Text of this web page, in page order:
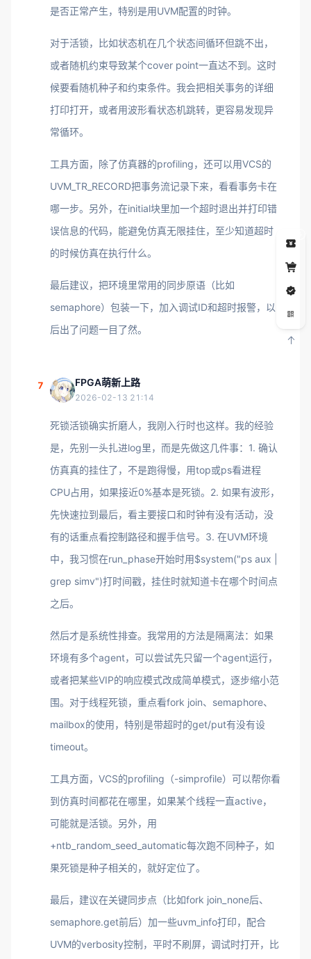
是否正常产生，特别是用UVM配置的时钟。
对于活锁，比如状态机在几个状态间循环但跳不出，
或者随机约束导致某个cover point一直达不到。这时
候要看随机种子和约束条件。我会把相关事务的详细
打印打开，或者用波形看状态机跳转，更容易发现异
常循环。
工具方面，除了仿真器的profiling，还可以用VCS的
UVM_TR_RECORD把事务流记录下来，看看事务卡在
哪一步。另外，在initial块里加一个超时退出并打印错
误信息的代码，能避免仿真无限挂住，至少知道超时
的时候仿真在执行什么。
最后建议，把环境里常用的同步原语（比如
semaphore）包装一下，加入调试ID和超时报警，以
后出了问题一目了然。
7 FPGA萌新上路
2026-02-13 21:14
死锁活锁确实折磨人，我刚入行时也这样。我的经验
是，先别一头扎进log里，而是先做这几件事：1. 确认
仿真真的挂住了，不是跑得慢，用top或ps看进程
CPU占用，如果接近0%基本是死锁。2. 如果有波形，
先快速拉到最后，看主要接口和时钟有没有活动，没
有的话重点看控制路径和握手信号。3. 在UVM环境
中，我习惯在run_phase开始时用$system("ps aux |
grep simv")打时间戳，挂住时就知道卡在哪个时间点
之后。
然后才是系统性排查。我常用的方法是隔离法：如果
环境有多个agent，可以尝试先只留一个agent运行，
或者把某些VIP的响应模式改成简单模式，逐步缩小范
围。对于线程死锁，重点看fork join、semaphore、
mailbox的使用，特别是带超时的get/put有没有设
timeout。
工具方面，VCS的profiling（-simprofile）可以帮你看
到仿真时间都花在哪里，如果某个线程一直active，
可能就是活锁。另外，用
+ntb_random_seed_automatic每次跑不同种子，如
果死锁是种子相关的，就好定位了。
最后，建议在关键同步点（比如fork join_none后、
semaphore.get前后）加一些uvm_info打印，配合
UVM的verbosity控制，平时不刷屏，调试时打开，比